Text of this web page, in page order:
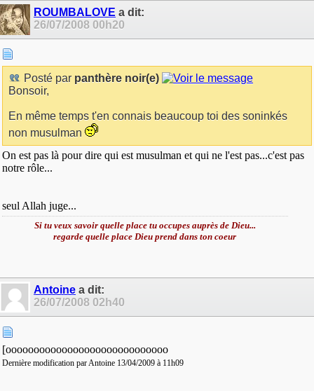
ROUMBALOVE a dit:
26/07/2008 00h20
Posté par panthère noir(e)
Bonsoir,
En même temps t'en connais beaucoup toi des soninkés
non musulman
On est pas là pour dire qui est musulman et qui ne l'est pas...c'est pas
notre rôle...
seul Allah juge...
Si tu veux savoir quelle place tu occupes auprès de Dieu...
regarde quelle place Dieu prend dans ton coeur
Antoine a dit:
26/07/2008 02h40
[ooooooooooooooooooooooooooooo
Dernière modification par Antoine 13/04/2009 à 11h09